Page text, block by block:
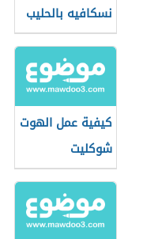
نسكافيه بالحليب
كيفية عمل الهوت
شوكليت